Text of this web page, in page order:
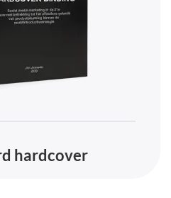
hardcover